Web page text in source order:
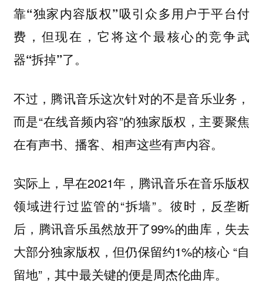
靠“独家内容版权”吸引众多用户于平台付
费，但现在，它将这个最核心的竞争武
器“拆掉”了。
不过，腾讯音乐这次针对的不是音乐业务，
而是“在线音频内容”的独家版权，主要聚焦
在有声书、播客、相声这些有声内容。
实际上，早在2021年，腾讯音乐在音乐版权
领域进行过监管的“拆墙”。彼时，反垄断
后，腾讯音乐虽然放开了99%的曲库，失去
大部分独家版权，但仍保留约1%的核心 “自
留地”，其中最关键的便是周杰伦曲库。